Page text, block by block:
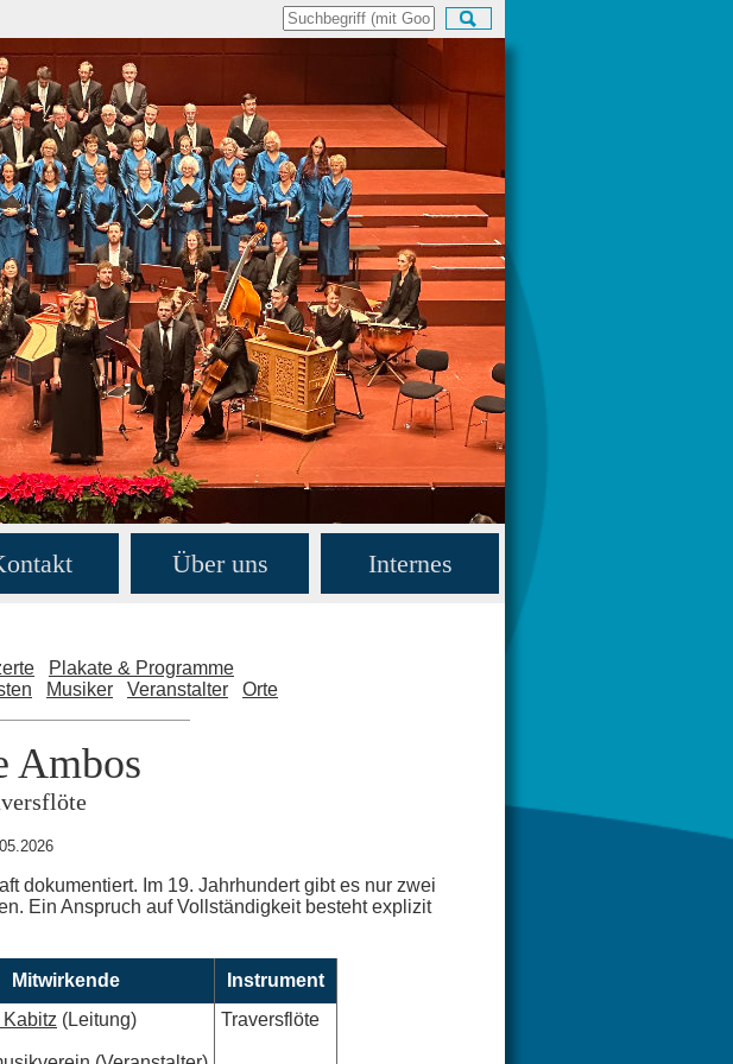
Über uns Internes
Plakate & Programme
Musiker Veranstalter Orte
Ambos
dokumentiert. Im 19. Jahrhundert gibt es nur zwei
Ein Anspruch auf Vollständigkeit besteht explizit
Mitwirkende
Instrument
(Leitung)
Traversflöte